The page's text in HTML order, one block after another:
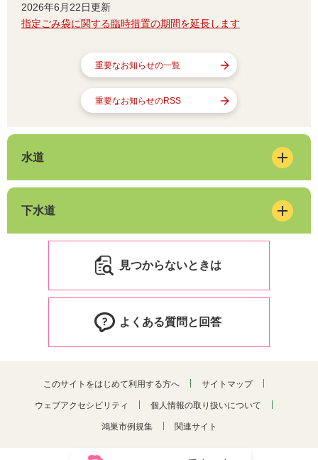
2026年6月22日更新
指定ごみ袋に関する臨時措置の期間を延長します
重要なお知らせの一覧
重要なお知らせのRSS
水道
下水道
見つからないときは
よくある質問と回答
このサイトをはじめて利用する方へ サイトマップ
ウェブアクセシビリティ 個人情報の取り扱いについて
鴻巣市例規集 関連サイト